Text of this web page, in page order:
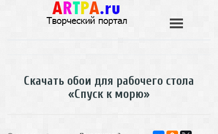
Скачать обои для рабочего стола
«Спуск к морю»